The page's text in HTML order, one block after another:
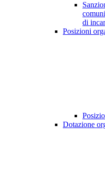
di
Posizioni
Dotazione